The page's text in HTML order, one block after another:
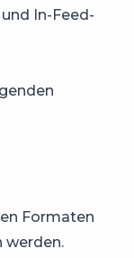
In-Feed-
Formaten
werden.